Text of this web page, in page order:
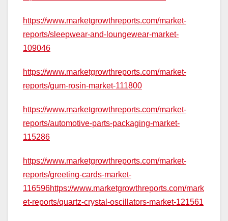
https://www.marketgrowthreports.com/market-
reports/sleepwear-and-loungewear-market-
109046
https://www.marketgrowthreports.com/market-
reports/gum-rosin-market-111800
https://www.marketgrowthreports.com/market-
reports/automotive-parts-packaging-market-
115286
https://www.marketgrowthreports.com/market-
reports/greeting-cards-market-
116596https://www.marketgrowthreports.com/mark
et-reports/quartz-crystal-oscillators-market-121561